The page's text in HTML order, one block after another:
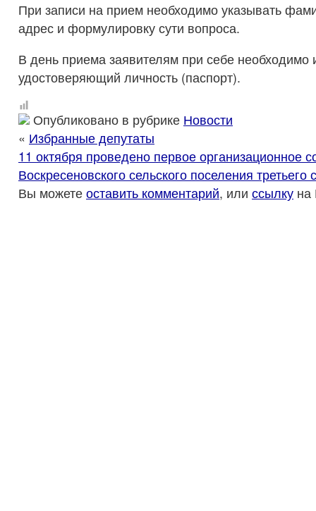
При записи на прием необходимо указывать
адрес и формулировку сути вопроса.
В день приема заявителям при себе необходимо
удостоверяющий личность (паспорт).
Опубликовано в рубрике Новости
« Избранные депутаты
11 октября проведено первое организационное
Воскресеновского сельского поселения третьего
Вы можете оставить комментарий, или ссылку на